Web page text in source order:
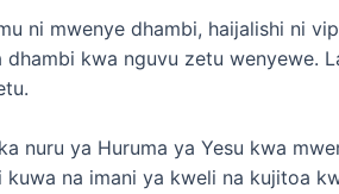
ni mwenye dhambi, haijalishi ni
kwa nguvu zetu wenyewe.
nuru ya Huruma ya Yesu kwa
kuwa na imani ya kweli na kujitoa